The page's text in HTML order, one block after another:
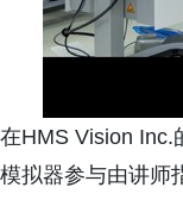
在HMS Vision Inc.
模拟器参与由讲师